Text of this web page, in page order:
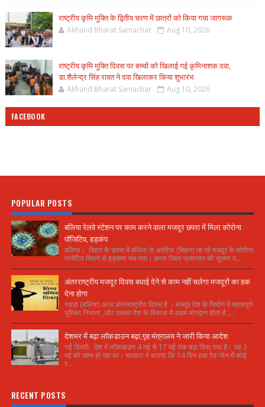
राष्ट्रीय कृमि मुक्ति के द्वितीय चरण में छात्रों को किया गया जागरूक
Akhand Bharat Samachar Aug 10, 2026
राष्ट्रीय कृमि मुक्ति दिवस पर बच्चों को खिलाई गई कृमिनाशक दवा,
डा.शैलेन्द्र सिंह रावत ने दवा खिलाकर किया शुभारंभ
Akhand Bharat Samachar Aug 10, 2026
FACEBOOK
POPULAR POSTS
बलिया रेलवे स्टेशन पर काम करने वाला मजदूर छपरा में मिला कोरोना
पॉजिटिव, हड़कंप
बलिया। बिहार के छपरा में बलिया से अररिया (बिहार) जा रहे मजदूर के कोरोना
पाजेटिव मिलने से हड़कम्प मच गया। छपरा जिला प्रशासन की सूचना प...
अंतरराष्ट्रीय मजदूर दिवस बधाई देने से काम नहीं चलेगा मजदूरों का हक
देना होगा
रसड़ा (बलिया) आज अंतरराष्ट्रीय दिवस है । मजदूर देश के निर्माण में महत्वपूर्ण
भूमिका निभाता ,और उसका देश के विकास में अहम योगदान होता है ,...
देशभर में बढ़ा लॉकडाउन बढ़ा,गृह मंत्रालय ने जारी किया आदेश
नई दिल्ली. देश में लॉकडाउन 4 मई से 17 मई तक बढ़ा दिया गया है। यह 3
मई को खत्म हो रहा था। सरकार ने बताया कि 14 दिन तक रेड जोन में कोई
र...
RECENT POSTS